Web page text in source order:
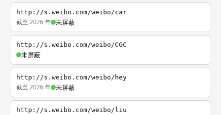
http://s.weibo.com/weibo/car
截至 2026 年 未屏蔽
http://s.weibo.com/weibo/CGC
未屏蔽
http://s.weibo.com/weibo/hey
截至 2026 年 未屏蔽
http://s.weibo.com/weibo/liu